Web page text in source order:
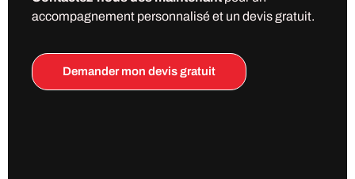
accompagnement personnalisé et un devis gratuit.
Demander mon devis gratuit